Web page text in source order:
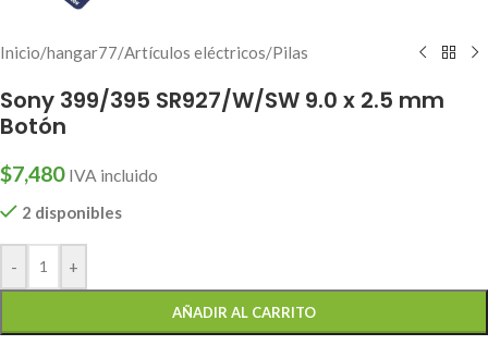
Inicio/hangar77/Artículos eléctricos/Pilas
Sony 399/395 SR927/W/SW 9.0 x 2.5 mm
Botón
$7,480 IVA incluido
2 disponibles
- +
AÑADIR AL CARRITO